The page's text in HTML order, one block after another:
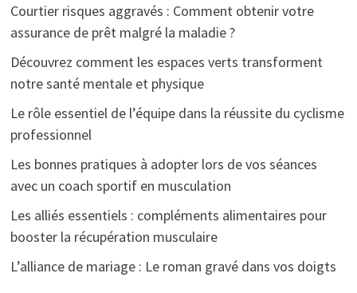
Courtier risques aggravés : Comment obtenir votre
assurance de prêt malgré la maladie ?
Découvrez comment les espaces verts transforment
notre santé mentale et physique
Le rôle essentiel de l’équipe dans la réussite du cyclisme
professionnel
Les bonnes pratiques à adopter lors de vos séances
avec un coach sportif en musculation
Les alliés essentiels : compléments alimentaires pour
booster la récupération musculaire
L’alliance de mariage : Le roman gravé dans vos doigts